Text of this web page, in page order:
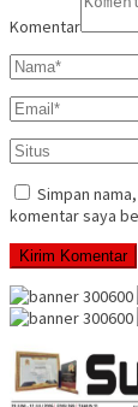
Komentar
Simpan
komentar saya